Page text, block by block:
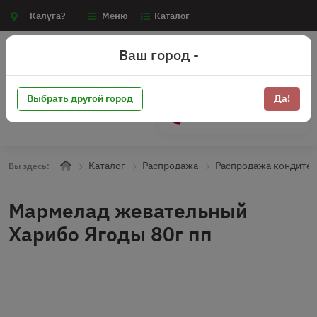
Калуга? Меню Каталог
Вы здесь: Каталог Распродажа Распродажа
Мармелад жевательный
Харибо Ягоды 80г пп
Ваш город -
Выбрать другой город Да!